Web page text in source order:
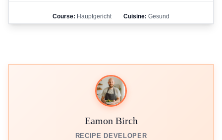
Course: Hauptgericht Cuisine: Gesund
Eamon Birch
RECIPE DEVELOPER